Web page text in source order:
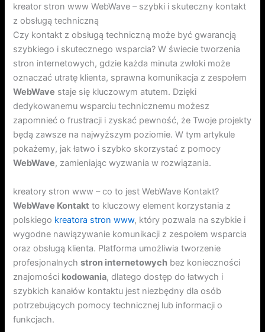
kreator stron www WebWave – szybki i skuteczny kontakt
z obsługą techniczną
Czy kontakt z obsługą techniczną może być gwarancją
szybkiego i skutecznego wsparcia? W świecie tworzenia
stron internetowych, gdzie każda minuta zwłoki może
oznaczać utratę klienta, sprawna komunikacja z zespołem
WebWave staje się kluczowym atutem. Dzięki
dedykowanemu wsparciu technicznemu możesz
zapomnieć o frustracji i zyskać pewność, że Twoje projekty
będą zawsze na najwyższym poziomie. W tym artykule
pokażemy, jak łatwo i szybko skorzystać z pomocy
WebWave, zamieniając wyzwania w rozwiązania.
kreatory stron www – co to jest WebWave Kontakt?
WebWave Kontakt to kluczowy element korzystania z
polskiego kreatora stron www, który pozwala na szybkie i
wygodne nawiązywanie komunikacji z zespołem wsparcia
oraz obsługą klienta. Platforma umożliwia tworzenie
profesjonalnychstron internetowych bez konieczności
znajomości kodowania, dlatego dostęp do łatwych i
szybkich kanałów kontaktu jest niezbędny dla osób
potrzebujących pomocy technicznej lub informacji o
funkcjach.